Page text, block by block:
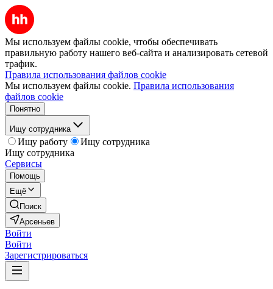
Мы используем файлы cookie, чтобы обеспечивать
правильную работу нашего веб-сайта и анализировать сетевой
трафик.
Правила использования файлов cookie
Мы используем файлы cookie. Правила использования
файлов cookie
Понятно
Ищу сотрудника
Ищу работу
Ищу сотрудника
Ищу сотрудника
Сервисы
Помощь
Ещё
Поиск
Арсеньев
Войти
Войти
Зарегистрироваться